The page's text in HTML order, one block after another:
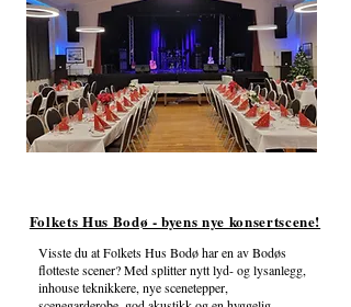
Folkets Hus Bodø - byens nye konsertscene!
Visste du at Folkets Hus Bodø har en av Bodøs
flotteste scener? Med splitter nytt lyd- og lysanlegg,
inhouse teknikkere, nye scenetepper,